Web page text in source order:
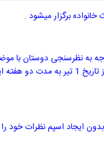
برگزار میشود .
به نظرسنجی دوستان با
انتخاب همسر " از تاریخ 1 تیر به
ایجاد اسپم نظرات خود را